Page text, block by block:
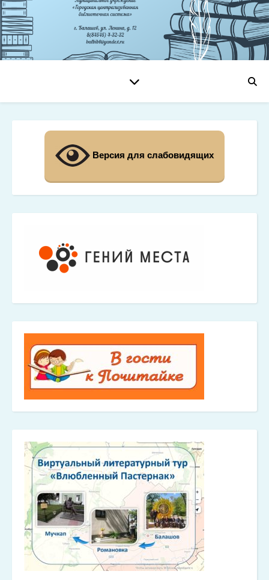
Версия для слабовидящих